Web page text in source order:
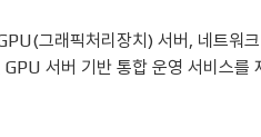
그래픽처리장치) 서버, 네트워
서버 기반 통합 운영 서비스